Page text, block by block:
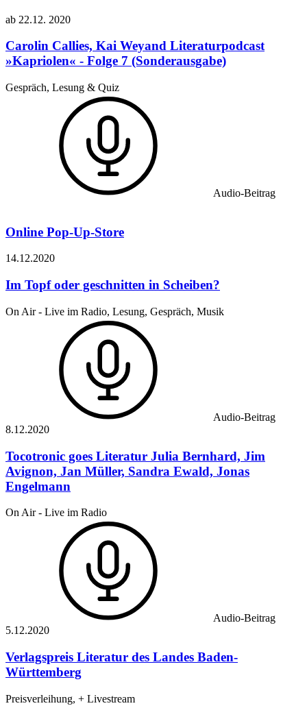
ab 22.12. 2020
Carolin Callies, Kai Weyand Literaturpodcast
»Kapriolen« - Folge 7 (Sonderausgabe)
Gespräch, Lesung & Quiz
Audio-Beitrag
Online Pop-Up-Store
14.12.2020
Im Topf oder geschnitten in Scheiben?
On Air - Live im Radio, Lesung, Gespräch, Musik
Audio-Beitrag
8.12.2020
Tocotronic goes Literatur Julia Bernhard, Jim
Avignon, Jan Müller, Sandra Ewald, Jonas
Engelmann
On Air - Live im Radio
Audio-Beitrag
5.12.2020
Verlagspreis Literatur des Landes Baden-
Württemberg
Preisverleihung, + Livestream